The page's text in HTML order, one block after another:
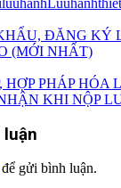
ĐĂNG KÝ
(MỚI NHẤT)
HỢP PHÁP HÓA
KHI NỘP
để gửi bình luận.